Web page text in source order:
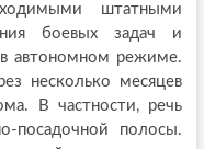
штатными
боевых задач и
в автономном режиме.
несколько месяцев
В частности, речь
посадочной полосы.